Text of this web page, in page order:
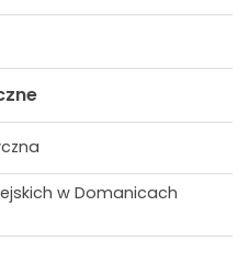
w Domanicach